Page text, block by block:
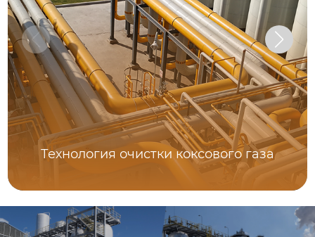
Технология очистки коксового газа